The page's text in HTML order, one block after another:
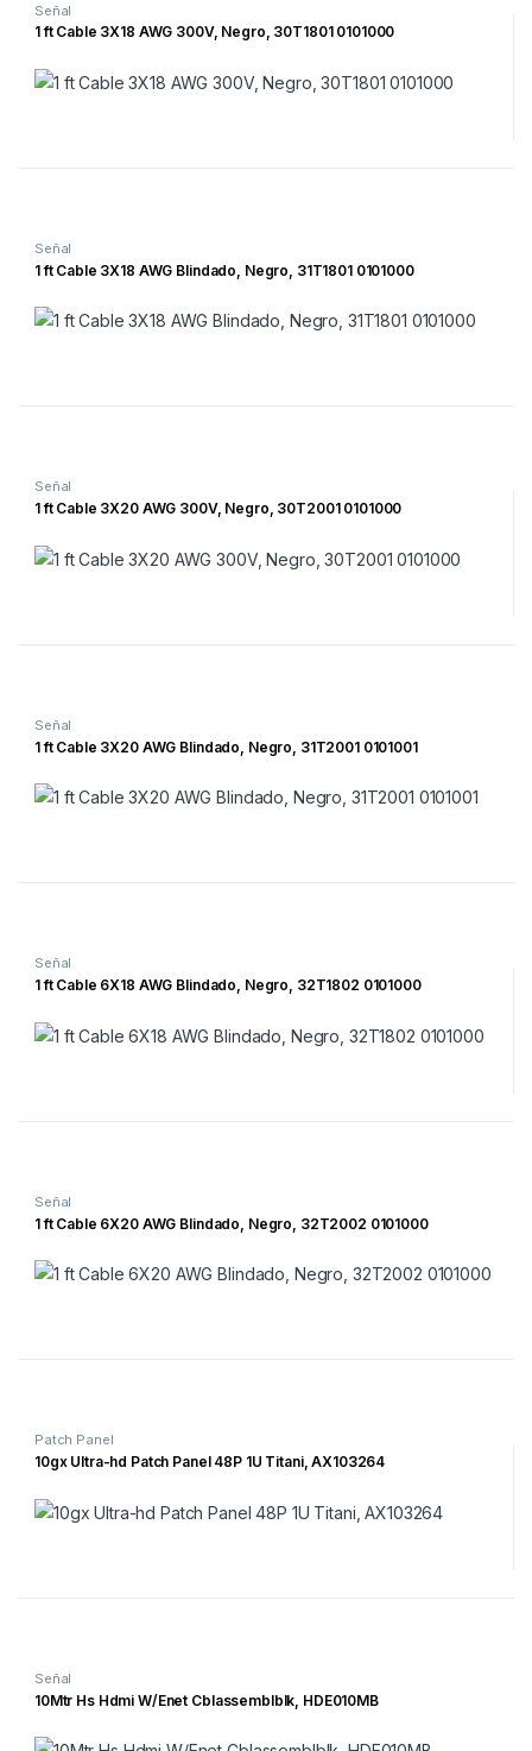
Señal
1 ft Cable 3X18 AWG 300V, Negro, 30T1801 0101000
Señal
1 ft Cable 3X18 AWG Blindado, Negro, 31T1801 0101000
Señal
1 ft Cable 3X20 AWG 300V, Negro, 30T2001 0101000
Señal
1 ft Cable 3X20 AWG Blindado, Negro, 31T2001 0101001
Señal
1 ft Cable 6X18 AWG Blindado, Negro, 32T1802 0101000
Señal
1 ft Cable 6X20 AWG Blindado, Negro, 32T2002 0101000
Patch Panel
10gx Ultra-hd Patch Panel 48P 1U Titani, AX103264
Señal
10Mtr Hs Hdmi W/Enet Cblassemblblk, HDE010MB